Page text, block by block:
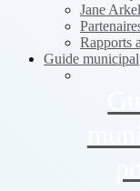
Jane
Rapports
Guide municipal